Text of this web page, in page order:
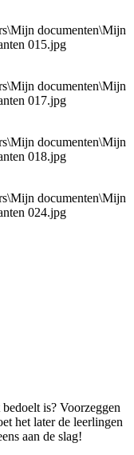
documenten\Mijn
015.jpg
documenten\Mijn
017.jpg
documenten\Mijn
018.jpg
documenten\Mijn
024.jpg
is? Voorzeggen
het later de leerlingen
aan de slag!